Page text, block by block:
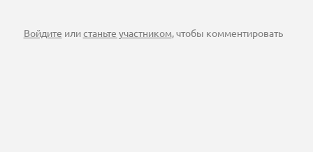
Войдите илистаньте участником, чтобы комментировать